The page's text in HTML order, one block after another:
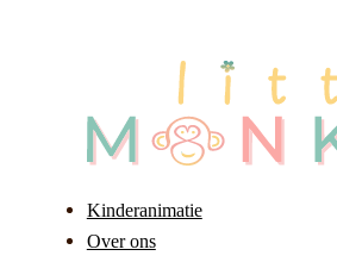
Kinderanimatie
Over ons